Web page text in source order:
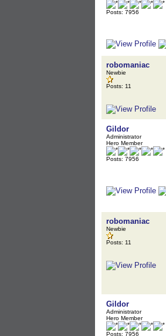
Posts: 7956
robomaniac
Newbie
Posts: 11
Gildor
Administrator
Hero Member
Posts: 7956
robomaniac
Newbie
Posts: 11
Gildor
Administrator
Hero Member
Posts: 7956